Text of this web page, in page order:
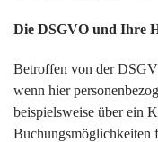
Die DSGVO und Ihre
Betroffen von der
wenn hier
beispielsweise über ein
Buchungsmöglichkeiten